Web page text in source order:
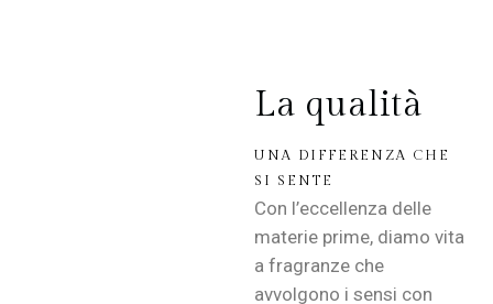
La qualità
UNA DIFFERENZA CHE
SI SENTE
Con l’eccellenza delle
materie prime, diamo vita
a fragranze che
avvolgono i sensi con